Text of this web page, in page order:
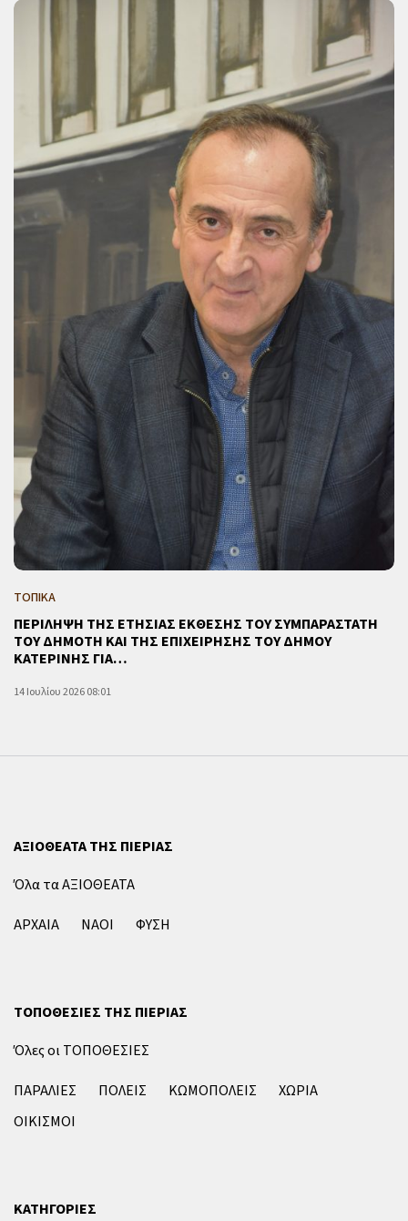
ΤΟΠΙΚΑ
ΠΕΡΙΛΗΨΗ ΤΗΣ ΕΤΗΣΙΑΣ ΕΚΘΕΣΗΣ ΤΟΥ ΣΥΜΠΑΡΑΣΤΑΤΗ
ΤΟΥ ΔΗΜΟΤΗ ΚΑΙ ΤΗΣ ΕΠΙΧΕΙΡΗΣΗΣ ΤΟΥ ΔΗΜΟΥ
ΚΑΤΕΡΙΝΗΣ ΓΙΑ…
14 Ιουλίου 2026 08:01
ΑΞΙΟΘΕΑΤΑ ΤΗΣ ΠΙΕΡΙΑΣ
Όλα τα ΑΞΙΟΘΕΑΤΑ
ΑΡΧΑΙΑ
ΝΑΟΙ ΦΥΣΗ
ΤΟΠΟΘΕΣΙΕΣ ΤΗΣ ΠΙΕΡΙΑΣ
Όλες οι ΤΟΠΟΘΕΣΙΕΣ
ΠΑΡΑΛΙΕΣ
ΠΟΛΕΙΣ ΚΩΜΟΠΟΛΕΙΣ
ΧΩΡΙΑ
ΟΙΚΙΣΜΟΙ
ΚΑΤΗΓΟΡΙΕΣ